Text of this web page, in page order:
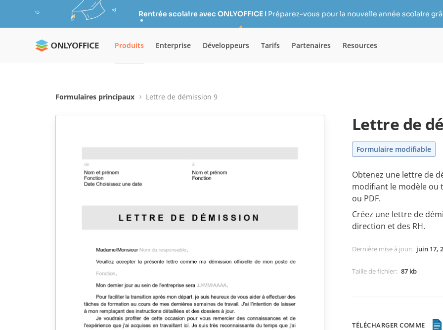
Rentrée scolaire avec ONLYOFFICE !Préparez-vous pour la nouvelle année scolaire
Produits Enterprise Développeurs Tarifs Partenaires Resources
Formulaires principaux Lettre de démission 9
Lettre de
Formulaire modifiable
Obtenez une lettre de
modifiant le modèle ou
ou PDF.
Créez une lettre de
direction et des RH.
Dernière mise à jour: juin 17,
Taille de fichier: 87 kb
TÉLÉCHARGER COMME